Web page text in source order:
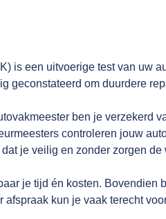
is een uitvoerige test van uw
geconstateerd om duurdere
ben je verzekerd
controleren jouw
je veilig en zonder zorgen de
je tijd én kosten. Bovendien
kun je vaak terecht